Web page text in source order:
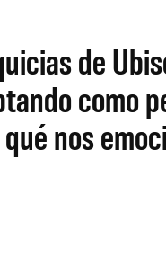
de
como
nos